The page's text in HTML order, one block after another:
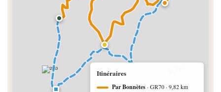
Itinéraires
Par Bonnètes · GR70 · 9,82 km